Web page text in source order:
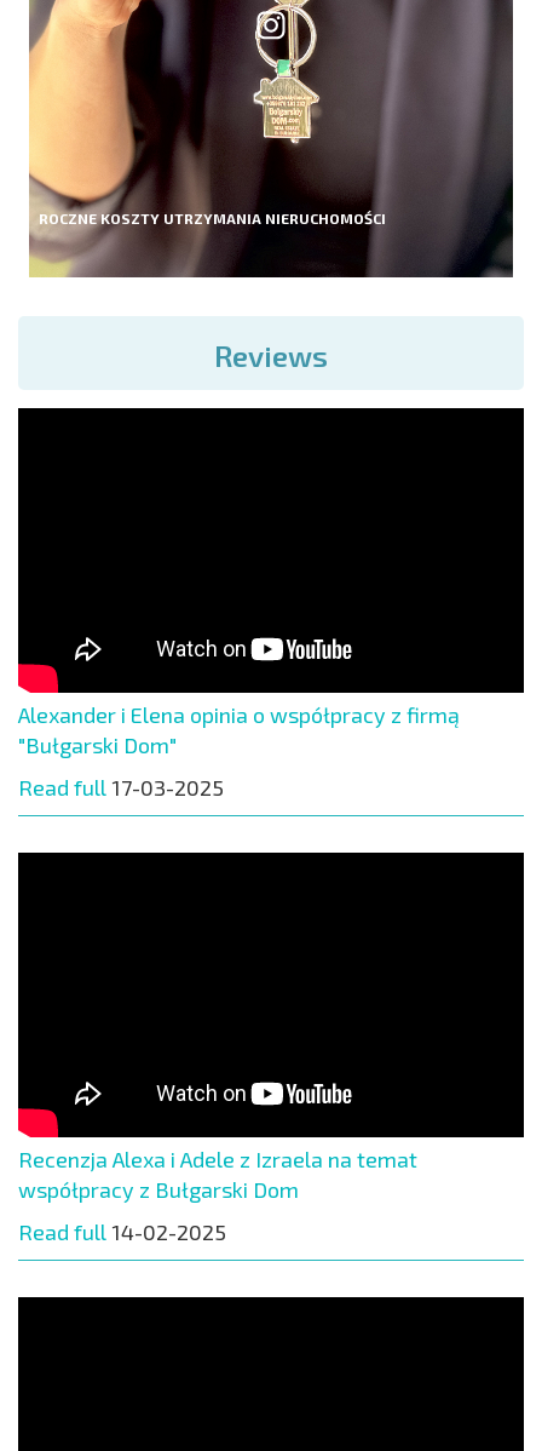
ROCZNE KOSZTY UTRZYMANIA NIERUCHOMOŚCI
Reviews
Alexander i Elena opinia o współpracy z firmą
"Bułgarski Dom"
Read full 17-03-2025
Recenzja Alexa i Adele z Izraela na temat
współpracy z Bułgarski Dom
Read full 14-02-2025